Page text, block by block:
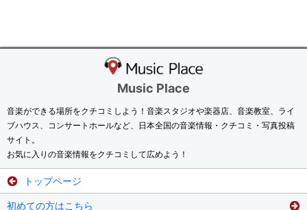
Music Place
音楽ができる場所をクチコミしよう！音楽スタジオや楽器店、音楽教室、ライ
ブハウス、コンサートホールなど、日本全国の音楽情報・クチコミ・写真投稿
サイト。
お気に入りの音楽情報をクチコミして広めよう！
トップページ
初めての方はこちら